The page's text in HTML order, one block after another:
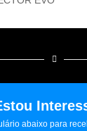
abaixo para